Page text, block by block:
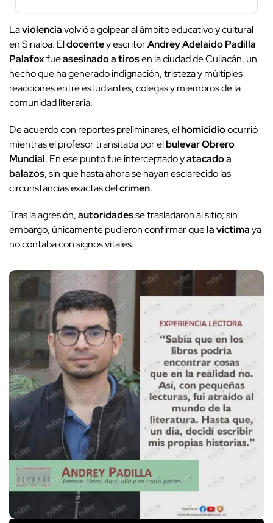
Laviolenciavolvió a golpear al ámbito educativo y cultural
en Sinaloa. Eldocentey escritorAndrey Adelaido Padilla
Palafoxfueasesinado a tirosen la ciudad de Culiacán, un
hecho que ha generado indignación, tristeza y múltiples
reacciones entre estudiantes, colegas y miembros de la
comunidad literaria.
De acuerdo con reportes preliminares, elhomicidioocurrió
mientras el profesor transitaba por elbulevar Obrero
Mundial. En ese punto fue interceptado yatacado a
balazos, sin que hasta ahora se hayan esclarecido las
circunstancias exactas delcrimen.
Tras la agresión,autoridadesse trasladaron al sitio; sin
embargo, únicamente pudieron confirmar quela víctimaya
no contaba con signos vitales.